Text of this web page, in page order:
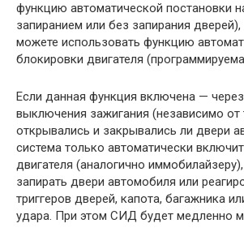
функцию автоматической постановки
запиранием или без запирания
можете использовать функцию
блокировки двигателя
Если данная функция включена —
выключения зажигания (независимо от
открывались и закрывались ли двери
система только автоматически
двигателя (аналогично
запирать двери автомобиля или
триггеров дверей, капота, багажника
удара. При этом СИД будет медленно